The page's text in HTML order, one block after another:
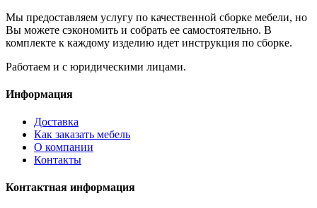
Мы предоставляем услугу по качественной сборке мебели, но
Вы можете сэкономить и собрать ее самостоятельно. В
комплекте к каждому изделию идет инструкция по сборке.
Работаем и с юридическими лицами.
Информация
Доставка
Как заказать мебель
О компании
Контакты
Контактная информация